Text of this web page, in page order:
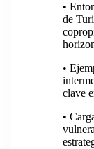
•
de
•
clave
•